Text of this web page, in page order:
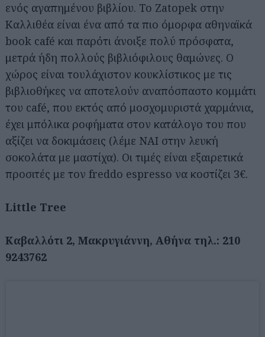
ενός αγαπημένου βιβλίου. Το Zatopek στην
Καλλιθέα είναι ένα από τα πιο όμορφα αθηναϊκά
book café και παρότι άνοιξε πολύ πρόσφατα,
μετρά ήδη πολλούς βιβλιόφιλους θαμώνες. Ο
χώρος είναι τουλάχιστον κουκλίστικος με τις
βιβλιοθήκες να αποτελούν αναπόσπαστο κομμάτι
του café, που εκτός από μοσχομυριστά χαρμάνια,
έχει μπόλικα ροφήματα στον κατάλογο του που
αξίζει να δοκιμάσεις (λέμε ΝΑΙ στην λευκή
σοκολάτα με μαστίχα). Οι τιμές είναι εξαιρετικά
προσιτές με τον freddo espresso να κοστίζει 3€.
Little Tree
Καβαλλότι 2, Μακρυγιάννη, Αθήνα τηλ.: 210
9243762